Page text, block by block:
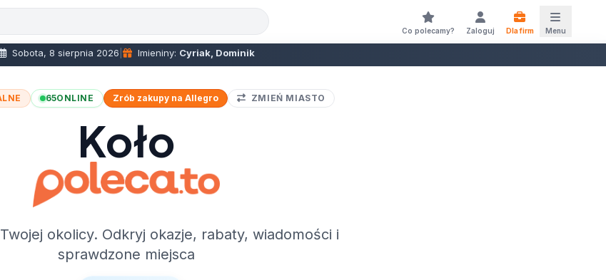
Co polecamy? Zaloguj Dla firm Menu
Sobota, 8 sierpnia 2026 Imieniny: Cyriak, Dominik
65ONLINE Zrób zakupy na Allegro ZMIEŃ MIASTO
Koło
okolicy. Odkryj okazje, rabaty, wiadomości i
sprawdzone miejsca